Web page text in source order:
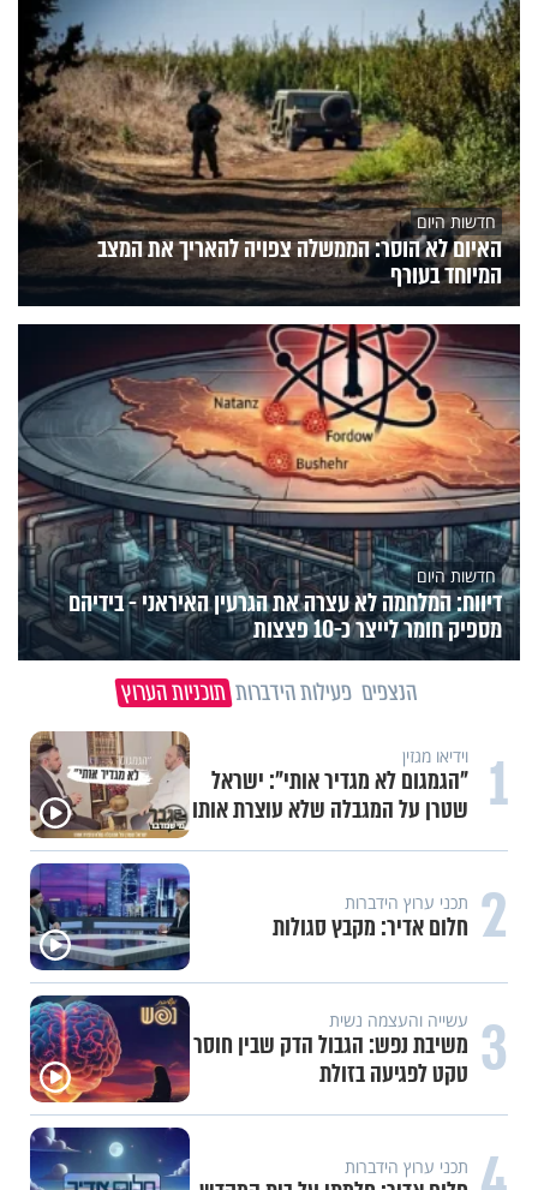
חדשות היום
האיום לא הוסר: הממשלה צפויה להאריך את המצב
המיוחד בעורף
חדשות היום
דיווח: המלחמה לא עצרה את הגרעין האיראני - בידיהם
מספיק חומר לייצר כ-10 פצצות
הנצפים פעילות הידברות תוכניות הערוץ
1 וידיאו מגזין
"הגמגום לא מגדיר אותי": ישראל
שטרן על המגבלה שלא עוצרת אותו
2 תכני ערוץ הידברות
חלום אדיר: מקבץ סגולות
3 עשייה והעצמה נשית
משיבת נפש: הגבול הדק שבין חוסר
טקט לפגיעה בזולת
תכני ערוץ הידברות